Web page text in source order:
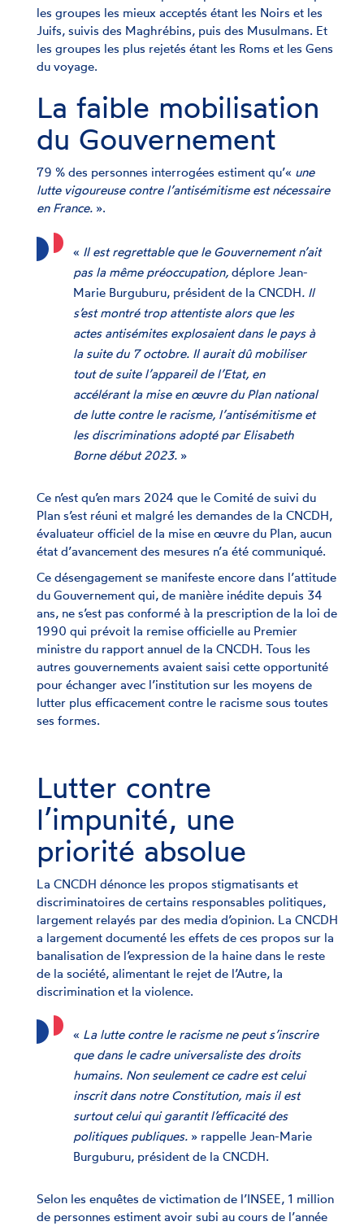
les groupes les mieux acceptés étant les Noirs et les
Juifs, suivis des Maghrébins, puis des Musulmans. Et
les groupes les plus rejetés étant les Roms et les Gens
du voyage.
La faible mobilisation
du Gouvernement
79 % des personnes interrogées estiment qu’« une
lutte vigoureuse contre l’antisémitisme est nécessaire
en France. ».
« Il est regrettable que le Gouvernement n’ait
pas la même préoccupation, déplore Jean-
Marie Burguburu, président de la CNCDH. Il
s’est montré trop attentiste alors que les
actes antisémites explosaient dans le pays à
la suite du 7 octobre. Il aurait dû mobiliser
tout de suite l’appareil de l’Etat, en
accélérant la mise en œuvre du Plan national
de lutte contre le racisme, l’antisémitisme et
les discriminations adopté par Elisabeth
Borne début 2023. »
Ce n’est qu’en mars 2024 que le Comité de suivi du
Plan s’est réuni et malgré les demandes de la CNCDH,
évaluateur officiel de la mise en œuvre du Plan, aucun
état d’avancement des mesures n’a été communiqué.
Ce désengagement se manifeste encore dans l’attitude
du Gouvernement qui, de manière inédite depuis 34
ans, ne s’est pas conformé à la prescription de la loi de
1990 qui prévoit la remise officielle au Premier
ministre du rapport annuel de la CNCDH. Tous les
autres gouvernements avaient saisi cette opportunité
pour échanger avec l’institution sur les moyens de
lutter plus efficacement contre le racisme sous toutes
ses formes.
Lutter contre
l’impunité, une
priorité absolue
La CNCDH dénonce les propos stigmatisants et
discriminatoires de certains responsables politiques,
largement relayés par des media d’opinion. La CNCDH
a largement documenté les effets de ces propos sur la
banalisation de l’expression de la haine dans le reste
de la société, alimentant le rejet de l’Autre, la
discrimination et la violence.
« La lutte contre le racisme ne peut s’inscrire
que dans le cadre universaliste des droits
humains. Non seulement ce cadre est celui
inscrit dans notre Constitution, mais il est
surtout celui qui garantit l’efficacité des
politiques publiques. » rappelle Jean-Marie
Burguburu, président de la CNCDH.
Selon les enquêtes de victimation de l’INSEE, 1 million
de personnes estiment avoir subi au cours de l’année